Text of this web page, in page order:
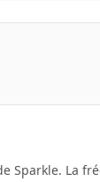
Sparkle. La